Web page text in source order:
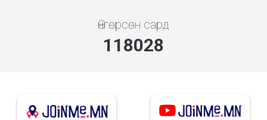
Өнгөрсөн сард
136186